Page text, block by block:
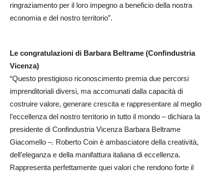
ringraziamento per il loro impegno a beneficio della nostra
economia e del nostro territorio”.
Le congratulazioni di Barbara Beltrame (Confindustria
Vicenza)
“Questo prestigioso riconoscimento premia due percorsi
imprenditoriali diversi, ma accomunati dalla capacità di
costruire valore, generare crescita e rappresentare al meglio
l’eccellenza del nostro territorio in tutto il mondo – dichiara la
presidente di Confindustria Vicenza Barbara Beltrame
Giacomello –. Roberto Coin è ambasciatore della creatività,
dell’eleganza e della manifattura italiana di eccellenza.
Rappresenta perfettamente quei valori che rendono forte il